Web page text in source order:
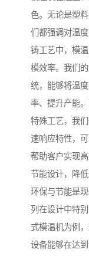
色。无论是塑
们都强调对温
铸工艺中，模
模效率。我们
统，能够将温
率、提升产能
特殊工艺，我
速响应特性，
帮助客户实现高
节能设计，降
环保与节能是
列在设计中特
式模温机为例
设备能够在达